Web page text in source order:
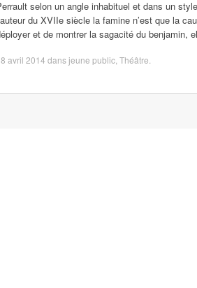
selon un angle inhabituel et dans un
du XVIIe siècle la famine n’est que la
et de montrer la sagacité du benjamin,
avril 2014 dansjeune public Théâtre